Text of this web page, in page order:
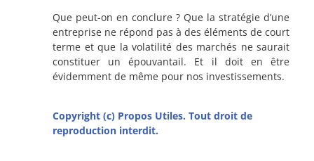
Que peut-on en conclure ? Que la stratégie d’une
entreprise ne répond pas à des éléments de court
terme et que la volatilité des marchés ne saurait
constituer un épouvantail. Et il doit en être
évidemment de même pour nos investissements.
Copyright (c) Propos Utiles. Tout droit de
reproduction interdit.